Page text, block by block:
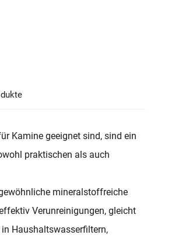
Kamine geeignet sind, sind ein
praktischen als auch
mineralstoffreiche
Verunreinigungen, gleicht
Haushaltswasserfiltern,